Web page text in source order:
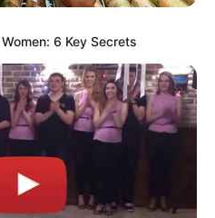
Als cremiger
Sauce jedem Burger
zu gegrilltem
oder auch
In der Schweiz oder
6 Key Secrets